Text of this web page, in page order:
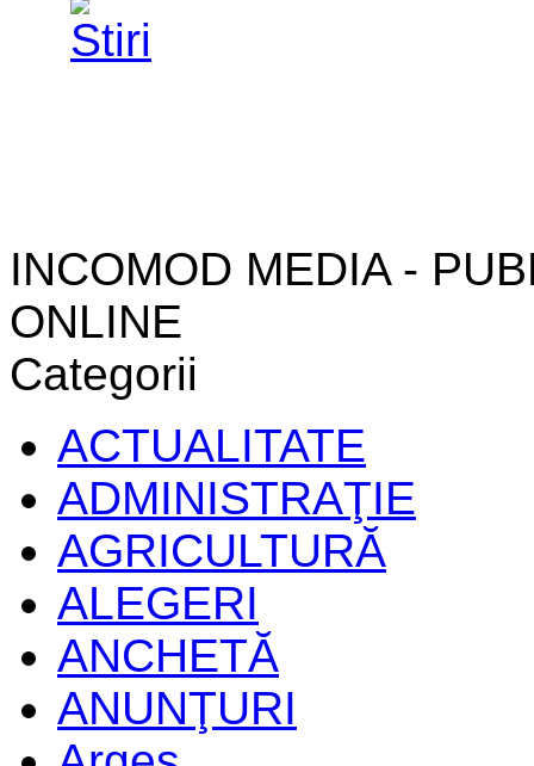
INCOMOD MEDIA -
ONLINE
Categorii
ACTUALITATE
ADMINISTRAŢIE
AGRICULTURĂ
ALEGERI
ANCHETĂ
ANUNŢURI